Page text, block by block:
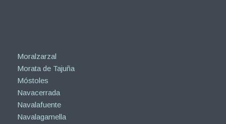
Moralzarzal
Morata de Tajuña
Móstoles
Navacerrada
Navalafuente
Navalagamella